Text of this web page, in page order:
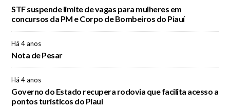
STF suspende limite de vagas para mulheres em
concursos da PM e Corpo de Bombeiros do Piauí
Há 4 anos
Nota de Pesar
Há 4 anos
Governo do Estado recupera rodovia que facilita acesso a
pontos turísticos do Piauí